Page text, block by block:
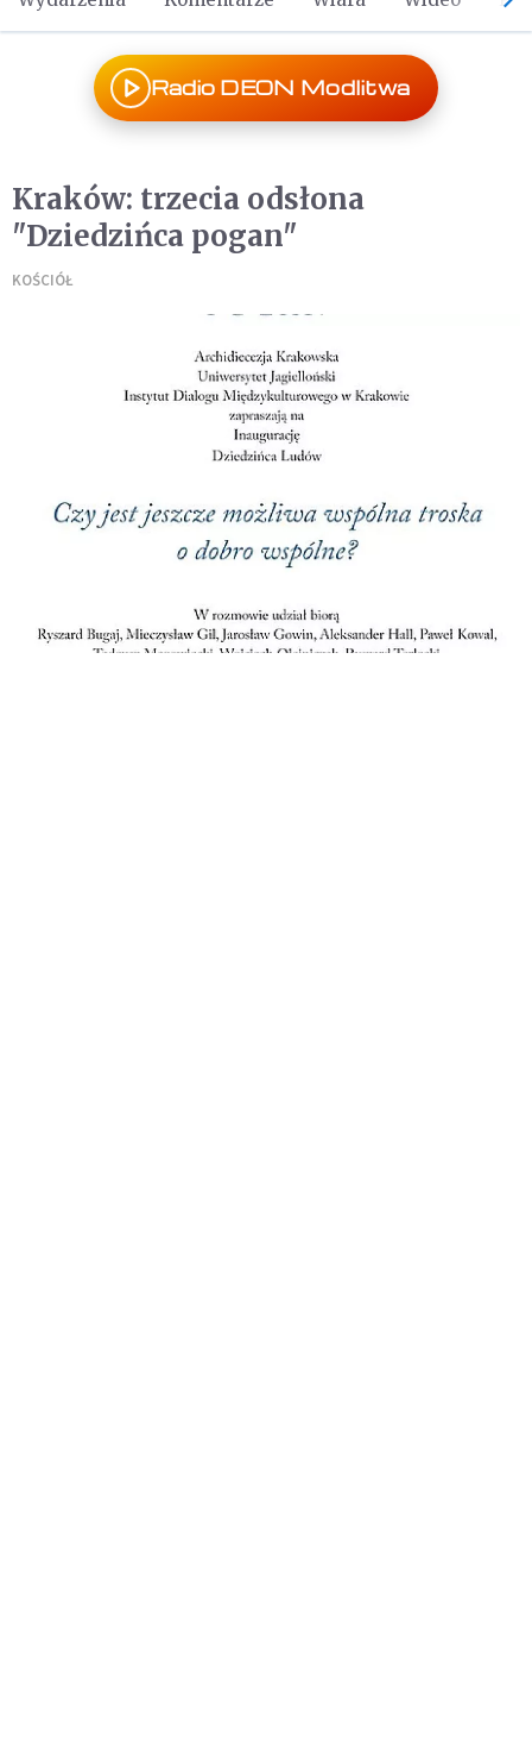
Radio DEON Modlitwa
Kraków: trzecia odsłona
"Dziedzińca pogan"
KOŚCIÓŁ